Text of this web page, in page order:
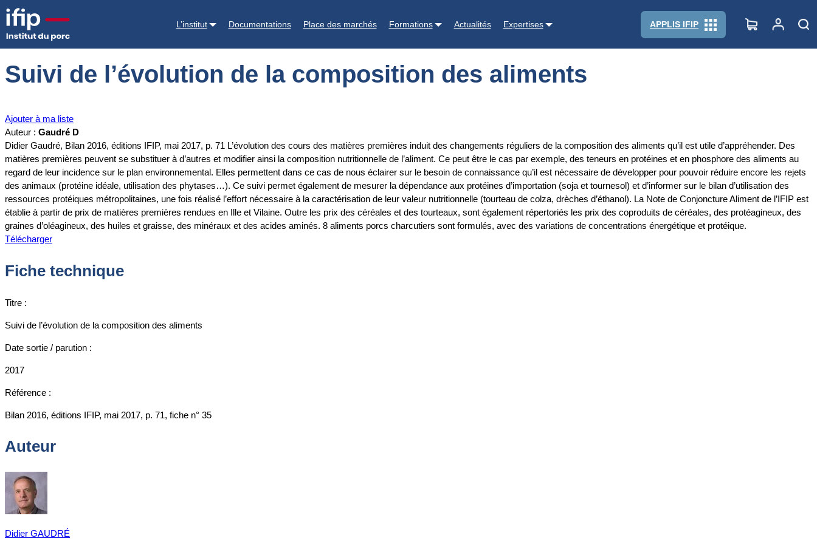
L’institut Documentations Place des marchés Formations Actualités Expertises APPLIS IFIP
Accueil Documentations
Suivi de l’évolution de la composition des aliments
Ajouter à ma liste
Auteur : Gaudré D
Didier Gaudré, Bilan 2016, éditions IFIP, mai 2017, p. 71 L’évolution des cours des matières premières induit des changements réguliers de la composition des aliments qu’il est utile d’appréhender. Des
matières premières peuvent se substituer à d’autres et modifier ainsi la composition nutritionnelle de l’aliment. Ce peut être le cas par exemple, des teneurs en protéines et en phosphore des aliments au
regard de leur incidence sur le plan environnemental. Elles permettent dans ce cas de nous éclairer sur le besoin de connaissance qu’il est nécessaire de développer pour pouvoir réduire encore les rejets
des animaux (protéine idéale, utilisation des phytases…). Ce suivi permet également de mesurer la dépendance aux protéines d’importation (soja et tournesol) et d’informer sur le bilan d’utilisation des
ressources protéiques métropolitaines, une fois réalisé l’effort nécessaire à la caractérisation de leur valeur nutritionnelle (tourteau de colza, drèches d’éthanol). La Note de Conjoncture Aliment de l’IFIP est
établie à partir de prix de matières premières rendues en Ille et Vilaine. Outre les prix des céréales et des tourteaux, sont également répertoriés les prix des coproduits de céréales, des protéagineux, des
graines d’oléagineux, des huiles et graisse, des minéraux et des acides aminés. 8 aliments porcs charcutiers sont formulés, avec des variations de concentrations énergétique et protéique.
Télécharger
Fiche technique
Titre :
Suivi de l’évolution de la composition des aliments
Date sortie / parution :
2017
Référence :
Bilan 2016, éditions IFIP, mai 2017, p. 71, fiche n° 35
Auteur
Didier GAUDRÉ